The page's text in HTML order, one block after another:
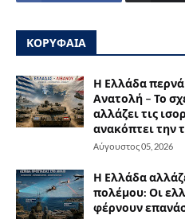
ΚΟΡΥΦΑΙΑ
Η Ελλάδα
Ανατολή – Το
αλλάζει τις
ανακόπτει την
Αύγουστος 05, 2026
Η Ελλάδα
πολέμου: Οι
φέρνουν